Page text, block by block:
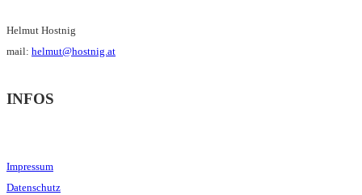
Helmut Hostnig
mail: helmut@hostnig.at
INFOS
Impressum
Datenschutz